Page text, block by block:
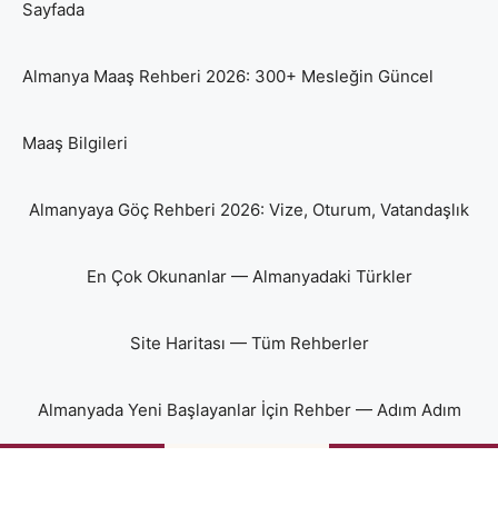
Sayfada
Almanya Maaş Rehberi 2026: 300+ Mesleğin Güncel
Maaş Bilgileri
Almanyaya Göç Rehberi 2026: Vize, Oturum, Vatandaşlık
En Çok Okunanlar — Almanyadaki Türkler
Site Haritası — Tüm Rehberler
Almanyada Yeni Başlayanlar İçin Rehber — Adım Adım